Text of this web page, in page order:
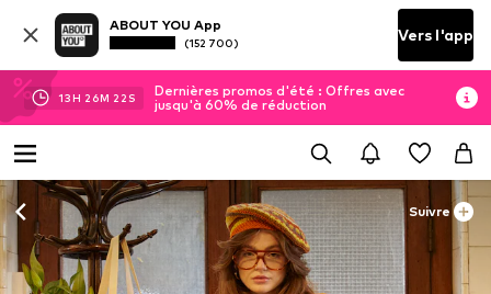
ABOUT YOU App
(152 700) Vers l'app
13H 26M 21 S
Dernières promos d'été : Offres avec
jusqu'à 60% de réduction
Suivre